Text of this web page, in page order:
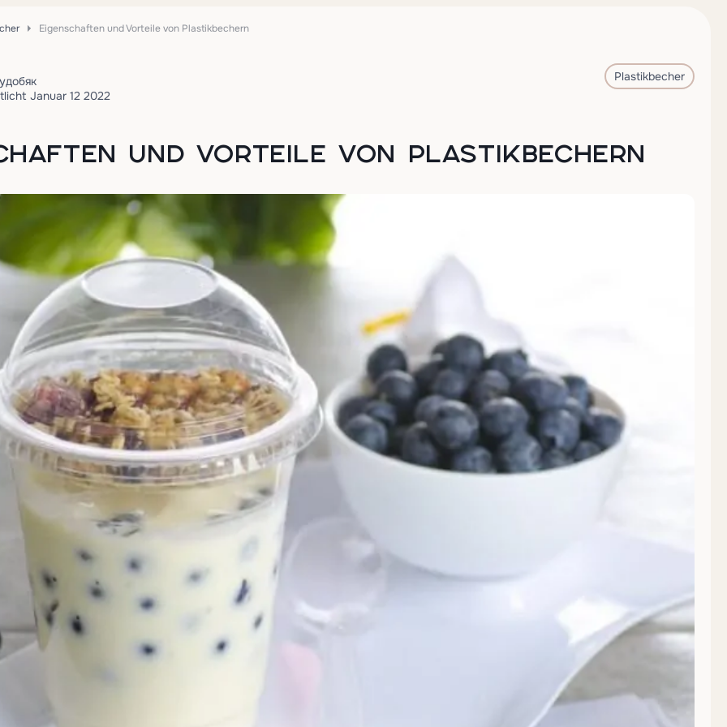
Eigenschaften und Vorteile von Plastikbechern
Januar 12 2022
Plastikbecher
UND VORTEILE VON PLASTIKBECHERN